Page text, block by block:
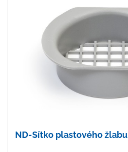
ND-Sítko plastového žlabu